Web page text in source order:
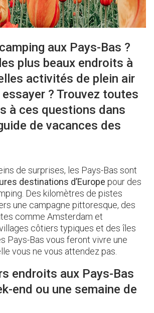
aux Pays-Bas ?
plus beaux endroits à
activités de plein air
? Trouvez toutes
à ces questions dans
de vacances des
de surprises, les Pays-Bas sont
destinations d’Europe pour des
Des kilomètres de pistes
une campagne pittoresque, des
comme Amsterdam et
côtiers typiques et des îles
Pays-Bas vous feront vivre une
vous ne vous attendez pas.
endroits aux Pays-Bas
end ou une semaine de